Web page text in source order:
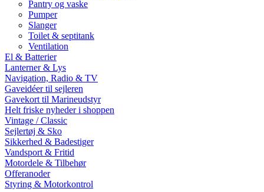
Pantry og vaske
Pumper
Slanger
Toilet & septitank
Ventilation
El & Batterier
Lanterner & Lys
Navigation, Radio & TV
Gaveidéer til sejleren
Gavekort til Marineudstyr
Helt friske nyheder i shoppen
Vintage / Classic
Sejlertøj & Sko
Sikkerhed & Badestiger
Vandsport & Fritid
Motordele & Tilbehør
Offeranoder
Styring & Motorkontrol